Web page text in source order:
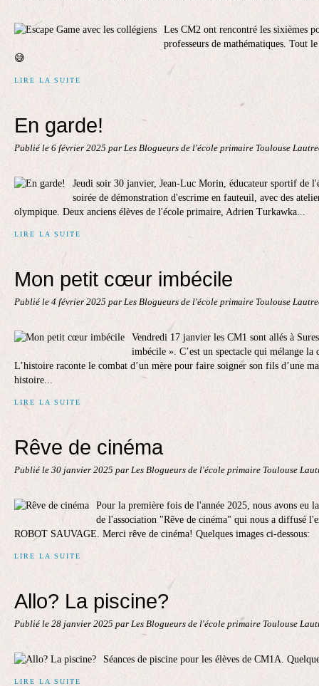
Les CM2 ont rencontré les sixièmes
professeurs de mathématiques. Tout
😅
LIRE LA SUITE
En garde!
Publié le 6 février 2025 par Les Blogueurs de l'école primaire Toulouse
Jeudi soir 30 janvier, Jean-Luc Morin, éducateur sportif de
soirée de démonstration d'escrime en fauteuil, avec des
olympique. Deux anciens élèves de l'école primaire, Adrien Turkawka...
LIRE LA SUITE
Mon petit cœur imbécile
Publié le 4 février 2025 par Les Blogueurs de l'école primaire Toulouse
Vendredi 17 janvier les CM1 sont allés à
imbécile ». C’est un spectacle qui mélange la
L’histoire raconte le combat d’un mère pour faire soigner son fils d’une
histoire...
LIRE LA SUITE
Rêve de cinéma
Publié le 30 janvier 2025 par Les Blogueurs de l'école primaire Toulouse
Pour la première fois de l'année 2025, nous avons eu
de l'association "Rêve de cinéma" qui nous a diffusé
ROBOT SAUVAGE. Merci rêve de cinéma! Quelques images ci-dessous:
LIRE LA SUITE
Allo? La piscine?
Publié le 28 janvier 2025 par Les Blogueurs de l'école primaire Toulouse
Séances de piscine pour les élèves de CM1A.
LIRE LA SUITE